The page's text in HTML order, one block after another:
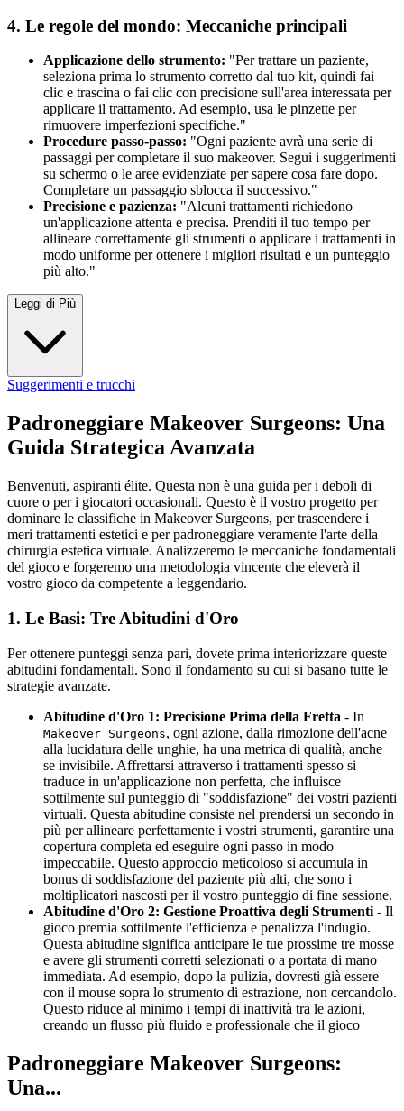
4. Le regole del mondo: Meccaniche principali
Applicazione dello strumento: "Per trattare un paziente,
seleziona prima lo strumento corretto dal tuo kit, quindi fai
clic e trascina o fai clic con precisione sull'area interessata per
applicare il trattamento. Ad esempio, usa le pinzette per
rimuovere imperfezioni specifiche."
Procedure passo-passo: "Ogni paziente avrà una serie di
passaggi per completare il suo makeover. Segui i suggerimenti
su schermo o le aree evidenziate per sapere cosa fare dopo.
Completare un passaggio sblocca il successivo."
Precisione e pazienza: "Alcuni trattamenti richiedono
un'applicazione attenta e precisa. Prenditi il tuo tempo per
allineare correttamente gli strumenti o applicare i trattamenti in
modo uniforme per ottenere i migliori risultati e un punteggio
più alto."
Leggi di Più
Suggerimenti e trucchi
Padroneggiare Makeover Surgeons: Una
Guida Strategica Avanzata
Benvenuti, aspiranti élite. Questa non è una guida per i deboli di
cuore o per i giocatori occasionali. Questo è il vostro progetto per
dominare le classifiche in Makeover Surgeons, per trascendere i
meri trattamenti estetici e per padroneggiare veramente l'arte della
chirurgia estetica virtuale. Analizzeremo le meccaniche fondamentali
del gioco e forgeremo una metodologia vincente che eleverà il
vostro gioco da competente a leggendario.
1. Le Basi: Tre Abitudini d'Oro
Per ottenere punteggi senza pari, dovete prima interiorizzare queste
abitudini fondamentali. Sono il fondamento su cui si basano tutte le
strategie avanzate.
Abitudine d'Oro 1: Precisione Prima della Fretta - In
Makeover Surgeons, ogni azione, dalla rimozione dell'acne
alla lucidatura delle unghie, ha una metrica di qualità, anche
se invisibile. Affrettarsi attraverso i trattamenti spesso si
traduce in un'applicazione non perfetta, che influisce
sottilmente sul punteggio di "soddisfazione" dei vostri pazienti
virtuali. Questa abitudine consiste nel prendersi un secondo in
più per allineare perfettamente i vostri strumenti, garantire una
copertura completa ed eseguire ogni passo in modo
impeccabile. Questo approccio meticoloso si accumula in
bonus di soddisfazione del paziente più alti, che sono i
moltiplicatori nascosti per il vostro punteggio di fine sessione.
Abitudine d'Oro 2: Gestione Proattiva degli Strumenti - Il
gioco premia sottilmente l'efficienza e penalizza l'indugio.
Questa abitudine significa anticipare le tue prossime tre mosse
e avere gli strumenti corretti selezionati o a portata di mano
immediata. Ad esempio, dopo la pulizia, dovresti già essere
con il mouse sopra lo strumento di estrazione, non cercandolo.
Questo riduce al minimo i tempi di inattività tra le azioni,
creando un flusso più fluido e professionale che il gioco
Padroneggiare Makeover Surgeons:
Una...